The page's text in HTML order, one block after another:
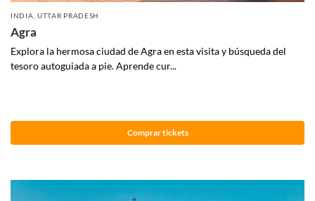
INDIA UTTAR PRADESH
Agra
Explora la hermosa ciudad de Agra en esta visita y búsqueda del
tesoro autoguiada a pie. Aprende cur...
Comprar tickets